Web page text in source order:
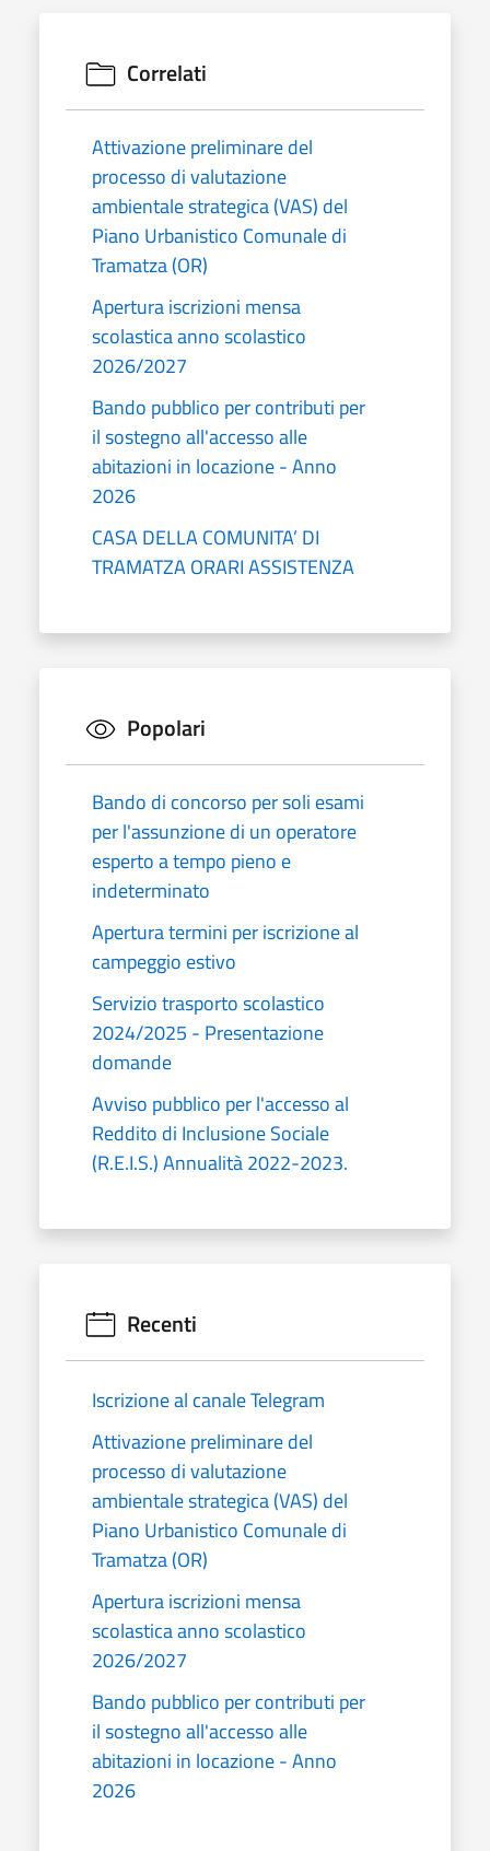
Correlati
Attivazione preliminare del
processo di valutazione
ambientale strategica (VAS) del
Piano Urbanistico Comunale di
Tramatza (OR)
Apertura iscrizioni mensa
scolastica anno scolastico
2026/2027
Bando pubblico per contributi per
il sostegno all'accesso alle
abitazioni in locazione - Anno
2026
CASA DELLA COMUNITA’ DI
TRAMATZA ORARI ASSISTENZA
Popolari
Bando di concorso per soli esami
per l'assunzione di un operatore
esperto a tempo pieno e
indeterminato
Apertura termini per iscrizione al
campeggio estivo
Servizio trasporto scolastico
2024/2025 - Presentazione
domande
Avviso pubblico per l'accesso al
Reddito di Inclusione Sociale
(R.E.I.S.) Annualità 2022-2023.
Recenti
Iscrizione al canale Telegram
Attivazione preliminare del
processo di valutazione
ambientale strategica (VAS) del
Piano Urbanistico Comunale di
Tramatza (OR)
Apertura iscrizioni mensa
scolastica anno scolastico
2026/2027
Bando pubblico per contributi per
il sostegno all'accesso alle
abitazioni in locazione - Anno
2026